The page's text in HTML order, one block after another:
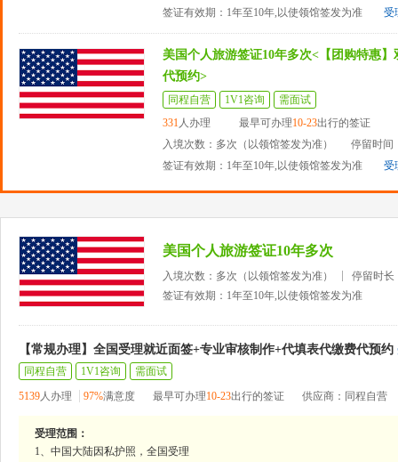
签证有效期：1年至10年,以使领馆签发为准
受
美国个人旅游签证10年多次<【团购特惠
代预约>
同程自营 1V1咨询
需面试
331人办理 最早可办理10-23出行的签证
入境次数：多次（以领馆签发为准）
停留时间
签证有效期：1年至10年,以使领馆签发为准
受
美国个人旅游签证10年多次
入境次数：多次（以领馆签发为准）
停留时长
签证有效期：1年至10年,以使领馆签发为准
【常规办理】全国受理就近面签+专业审核制作+代填表代缴费代预约
同程自营
1V1咨询
需面试
5139人办理 97%满意度 最早可办理10-23出行的签证 供应商：同程自营
受理范围：
1、中国大陆因私护照，全国受理